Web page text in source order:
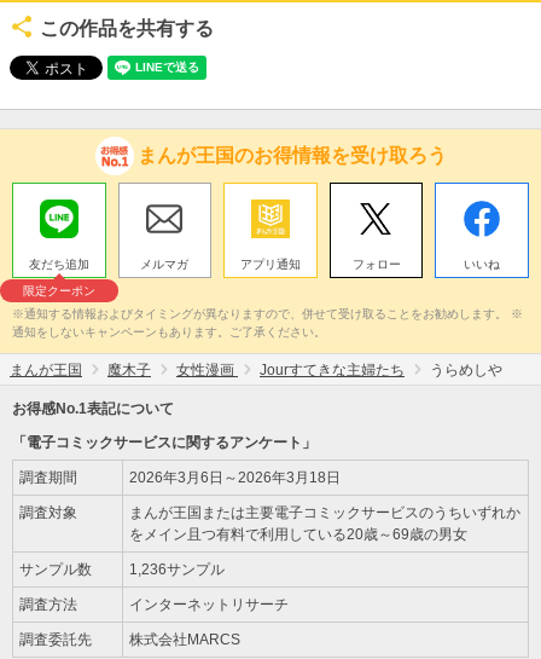
この作品を共有する
まんが王国のお得情報を受け取ろう
友だち追加
限定クーポン
メルマガ アプリ通知 フォロー いいね
※通知する情報およびタイミングが異なりますので、併せて受け取ることをお勧めします。 ※
通知をしないキャンペーンもあります。ご了承ください。
まんが王国 魔木子 女性漫画 Jourすてきな主婦たち うらめしや
お得感No.1表記について
「電子コミックサービスに関するアンケート」
調査期間 2026年3月6日～2026年3月18日
調査対象
まんが王国または主要電子コミックサービスのうちいずれか
をメイン且つ有料で利用している20歳～69歳の男女
サンプル数 1,236サンプル
調査方法 インターネットリサーチ
調査委託先 株式会社MARCS